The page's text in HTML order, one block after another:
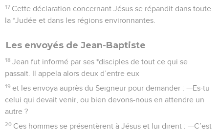
17 Cette déclaration concernant Jésus se répandit dans toute
la *Judée et dans les régions environnantes.
Les envoyés de Jean-Baptiste
18 Jean fut informé par ses *disciples de tout ce qui se
passait. Il appela alors deux d’entre eux
19 et les envoya auprès du Seigneur pour demander : —Es-tu
celui qui devait venir, ou bien devons-nous en attendre un
autre ?
20 Ces hommes se présentèrent à Jésus et lui dirent : —C’est